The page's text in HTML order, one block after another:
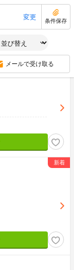
変更
条件保存
メールで受け取る